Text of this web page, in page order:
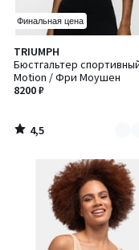
Финальная цена
TRIUMPH
Бюстгальтер
Motion / Фри Моушен
8200 ₽
4,5
/ 5
Количество
цветов:
2
4,5
/